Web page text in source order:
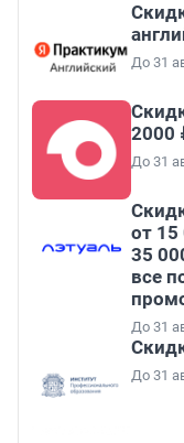
До 31
2000
До 31
от 15
35
все
До 31
До 31